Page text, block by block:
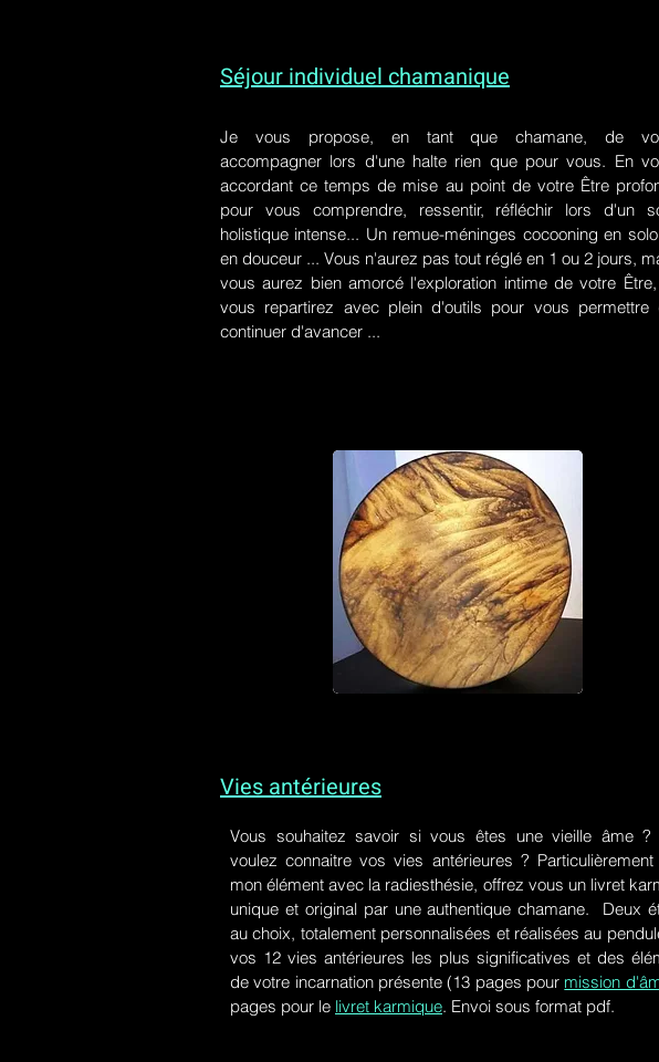
Séjour individuel chamanique
Je vous propose, en tant que chamane, de
accompagner lors d'une halte rien que pour vous. En
accordant ce temps de mise au point de votre Être
pour vous comprendre, ressentir, réfléchir lors d'un
holistique intense... Un remue-méninges cocooning en
en douceur ... Vous n'aurez pas tout réglé en 1 ou 2 jours,
vous aurez bien amorcé l'exploration intime de votre
vous repartirez avec plein d'outils pour vous permettre
continuer d'avancer ...
Vies antérieures
Vous souhaitez savoir si vous êtes une vieille âme ?
voulez connaitre vos vies antérieures ? Particulièrement
mon élément avec la radiesthésie, offrez vous un livret
unique et original par une authentique chamane. Deux
au choix, totalement personnalisées et réalisées au
vos 12 vies antérieures les plus significatives et des
de votre incarnation présente (13 pages pour mission
pages pour le livret karmique. Envoi sous format pdf.